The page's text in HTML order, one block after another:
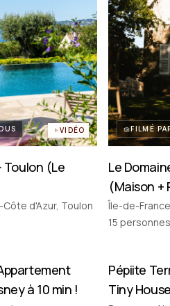
VIDÉO
Toulon (Le
d'Azur, Toulon
FILMÉ
Le
(Maison +
Île-de-
15 personnes
à 10 min !
Tiny
Pépiite
Tiny